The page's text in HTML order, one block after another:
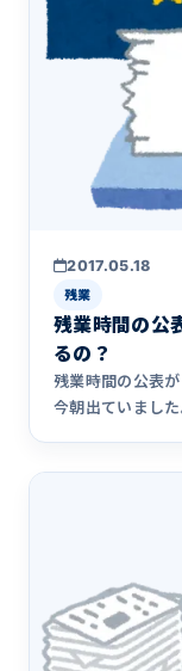
2017.05.18
残業
残業時間の公
るの？
残業時間の公表
今朝出ていまし